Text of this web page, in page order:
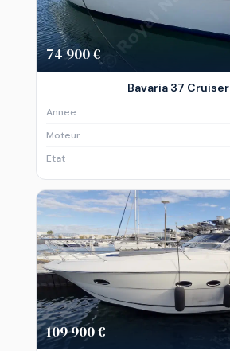
74 900 €
Bavaria 37 Cruiser
Annee
Moteur
Etat
109 900 €